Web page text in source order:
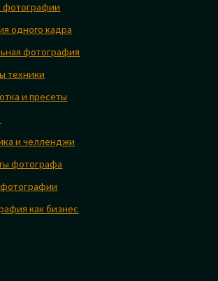
одного кадра
фотография
техники
и пресеты
и челленджи
фотографа
как бизнес